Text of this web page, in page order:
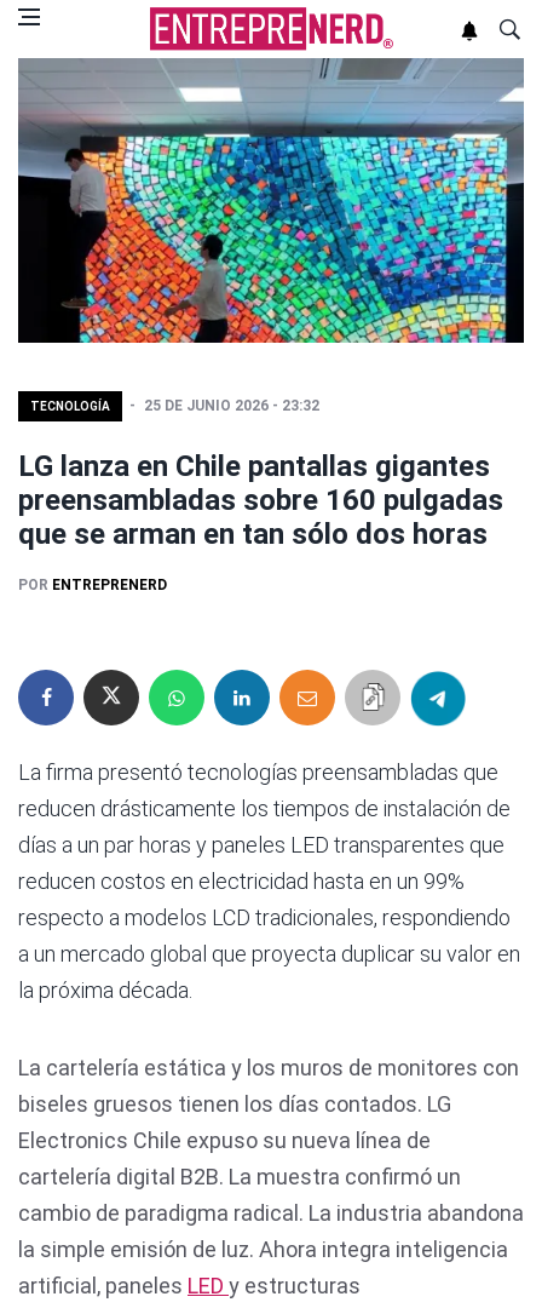
TECNOLOGÍA 25 DE JUNIO 2026 - 23:32
LG lanza en Chile pantallas gigantes
preensambladas sobre 160 pulgadas
que se arman en tan sólo dos horas
POR ENTREPRENERD
La firma presentó tecnologías preensambladas que
reducen drásticamente los tiempos de instalación de
días a un par horas y paneles LED transparentes que
reducen costos en electricidad hasta en un 99%
respecto a modelos LCD tradicionales, respondiendo
a un mercado global que proyecta duplicar su valor en
la próxima década.
La cartelería estática y los muros de monitores con
biseles gruesos tienen los días contados. LG
Electronics Chile expuso su nueva línea de
cartelería digital B2B. La muestra confirmó un
cambio de paradigma radical. La industria abandona
la simple emisión de luz. Ahora integra inteligencia
artificial, paneles LED y estructuras